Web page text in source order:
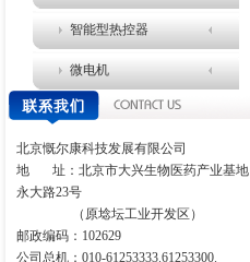
智能型热控器
微电机
北京慨尔康科技发展有限公司
地
址：北京市大兴生物医药产业基地
永大路23号
（原埝坛工业开发区）
邮政编码： 102629
公司总机：010-61253333.61253300.